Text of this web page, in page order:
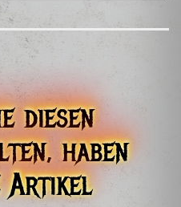
diesen
haben
Artikel